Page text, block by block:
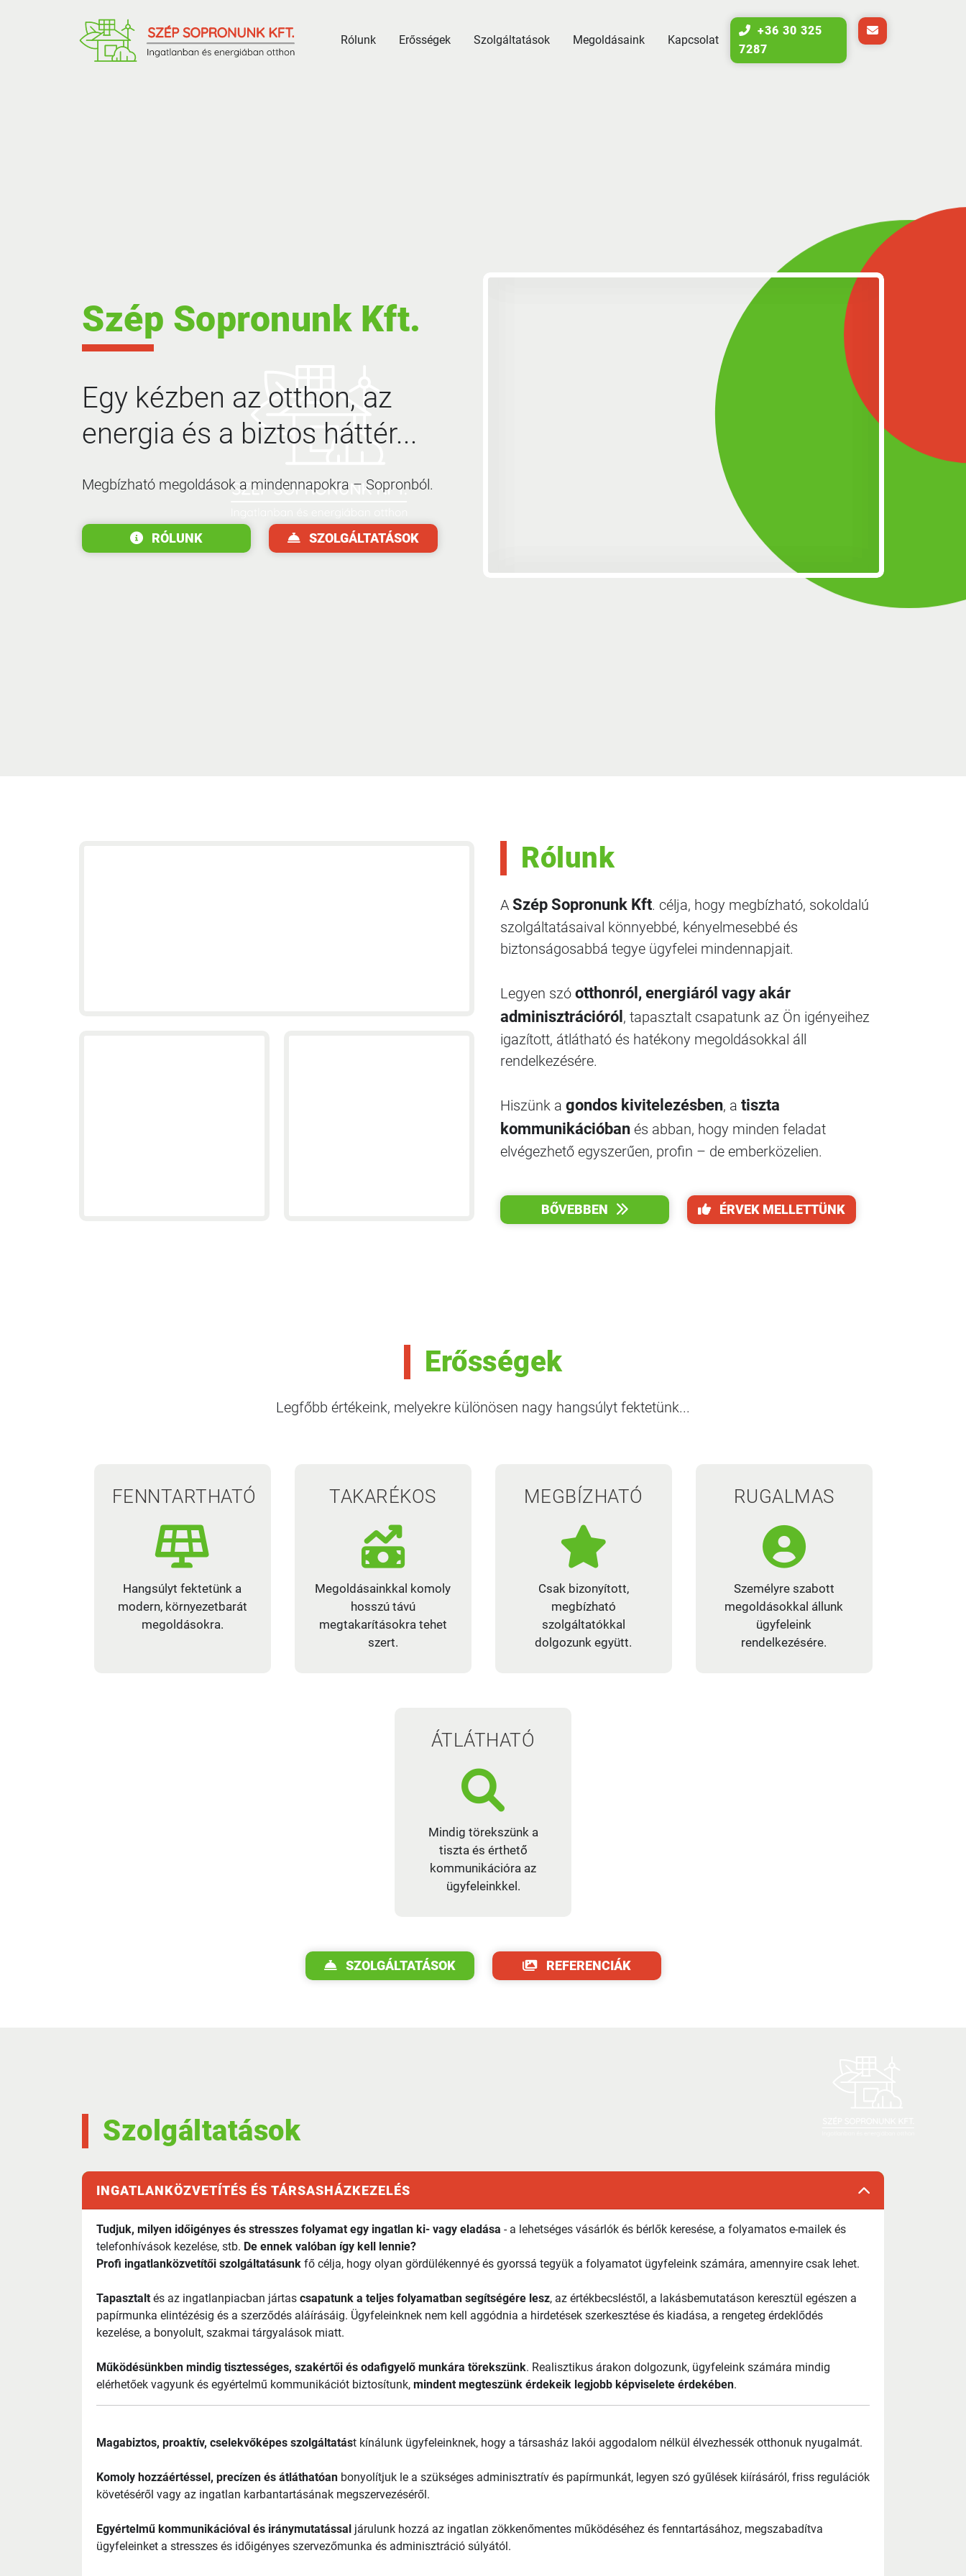
Rólunk Erősségek Szolgáltatások Megoldásaink Kapcsolat
+36 30 325
7287
Szép Sopronunk Kft.
Egy kézben az otthon, az
energia és a biztos háttér...
Megbízható megoldások a mindennapokra – Sopronból.
RÓLUNK SZOLGÁLTATÁSOK
Rólunk
A Szép Sopronunk Kft. célja, hogy megbízható, sokoldalú
szolgáltatásaival könnyebbé, kényelmesebbé és
biztonságosabbá tegye ügyfelei mindennapjait.
Legyen szó otthonról, energiáról vagy akár
adminisztrációról , tapasztalt csapatunk az Ön igényeihez
igazított, átlátható és hatékony megoldásokkal áll
rendelkezésére.
Hiszünk a gondos kivitelezésben, a tiszta
kommunikációban és abban, hogy minden feladat
elvégezhető egyszerűen, profin – de emberközelien.
BŐVEBBEN ÉRVEK MELLETTÜNK
Erősségek
Legfőbb értékeink, melyekre különösen nagy hangsúlyt fektetünk...
FENNTARTHATÓ
Hangsúlyt fektetünk a
modern, környezetbarát
megoldásokra.
TAKARÉKOS
Megoldásainkkal komoly
hosszú távú
megtakarításokra tehet
szert.
MEGBÍZHATÓ
Csak bizonyított,
megbízható
szolgáltatókkal
dolgozunk együtt.
RUGALMAS
Személyre szabott
megoldásokkal állunk
ügyfeleink
rendelkezésére.
ÁTLÁTHATÓ
Mindig törekszünk a
tiszta és érthető
kommunikációra az
ügyfeleinkkel.
SZOLGÁLTATÁSOK REFERENCIÁK
Szolgáltatások
INGATLANKÖZVETÍTÉS ÉS TÁRSASHÁZKEZELÉS
Tudjuk, milyen időigényes és stresszes folyamat egy ingatlan ki- vagy eladása - a lehetséges vásárlók és bérlők keresése, a folyamatos e-mailek és
telefonhívások kezelése, stb. De ennek valóban így kell lennie?
Profi ingatlanközvetítői szolgáltatásunk fő célja, hogy olyan gördülékennyé és gyorssá tegyük a folyamatot ügyfeleink számára, amennyire csak lehet.
Tapasztalt és az ingatlanpiacban jártas csapatunk a teljes folyamatban segítségére lesz, az értékbecsléstől, a lakásbemutatáson keresztül egészen a
papírmunka elintézésig és a szerződés aláírásáig. Ügyfeleinknek nem kell aggódnia a hirdetések szerkesztése és kiadása, a rengeteg érdeklődés
kezelése, a bonyolult, szakmai tárgyalások miatt.
Működésünkben mindig tisztességes, szakértői és odafigyelő munkára törekszünk. Realisztikus árakon dolgozunk, ügyfeleink számára mindig
elérhetőek vagyunk és egyértelmű kommunikációt biztosítunk, mindent megteszünk érdekeik legjobb képviselete érdekében.
Magabiztos, proaktív, cselekvőképes szolgáltatást kínálunk ügyfeleinknek, hogy a társasház lakói aggodalom nélkül élvezhessék otthonuk nyugalmát.
Komoly hozzáértéssel, precízen és átláthatóan bonyolítjuk le a szükséges adminisztratív és papírmunkát, legyen szó gyűlések kiírásáról, friss regulációk
követéséről vagy az ingatlan karbantartásának megszervezéséről.
Egyértelmű kommunikációval és iránymutatással járulunk hozzá az ingatlan zökkenőmentes működéséhez és fenntartásához, megszabadítva
ügyfeleinket a stresszes és időigényes szervezőmunka és adminisztráció súlyától.